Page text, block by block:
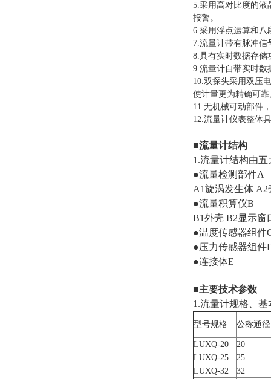
5.采用高对比度的液
报警。
6.采用浮点运算和八
7.流量计带有脉冲信
8.具有实时数据存储
9.流量计自带实时数
10.双探头采用双压
使计量更为精确可靠
11.无机械可动部件
12.流量计仪表整体
■流量计结构
1.流量计结构由
●流量检测部件A
A1旋涡发生体
●流量积算仪B
B1外壳 B2显示窗
●温度传感器组件
●压力传感器组件
●连接体E
■主要技术参数
1.流量计规格、
型号规格 公称通径
LUXQ-20
20
LUXQ-25
25
LUXQ-32
32